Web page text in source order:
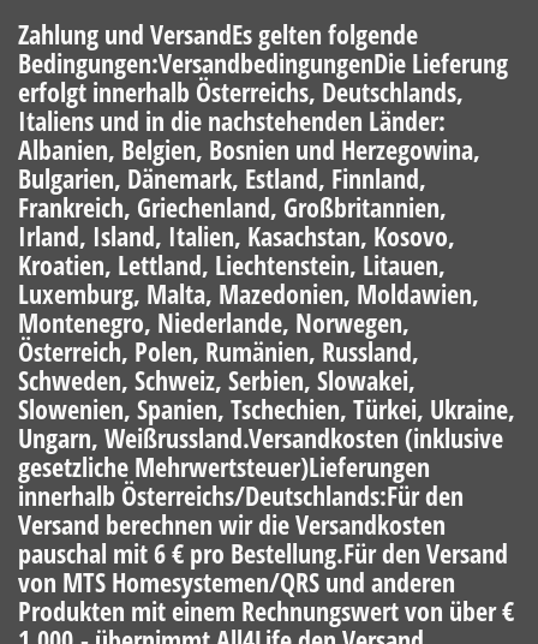
Zahlung und VersandEs gelten folgende
Bedingungen:VersandbedingungenDie Lieferung
erfolgt innerhalb Österreichs, Deutschlands,
Italiens und in die nachstehenden Länder:
Albanien, Belgien, Bosnien und Herzegowina,
Bulgarien, Dänemark, Estland, Finnland,
Frankreich, Griechenland, Großbritannien,
Irland, Island, Italien, Kasachstan, Kosovo,
Kroatien, Lettland, Liechtenstein, Litauen,
Luxemburg, Malta, Mazedonien, Moldawien,
Montenegro, Niederlande, Norwegen,
Österreich, Polen, Rumänien, Russland,
Schweden, Schweiz, Serbien, Slowakei,
Slowenien, Spanien, Tschechien, Türkei, Ukraine,
Ungarn, Weißrussland.Versandkosten (inklusive
gesetzliche Mehrwertsteuer)Lieferungen
innerhalb Österreichs/Deutschlands:Für den
Versand berechnen wir die Versandkosten
pauschal mit 6 € pro Bestellung.Für den Versand
von MTS Homesystemen/QRS und anderen
Produkten mit einem Rechnungswert von über €